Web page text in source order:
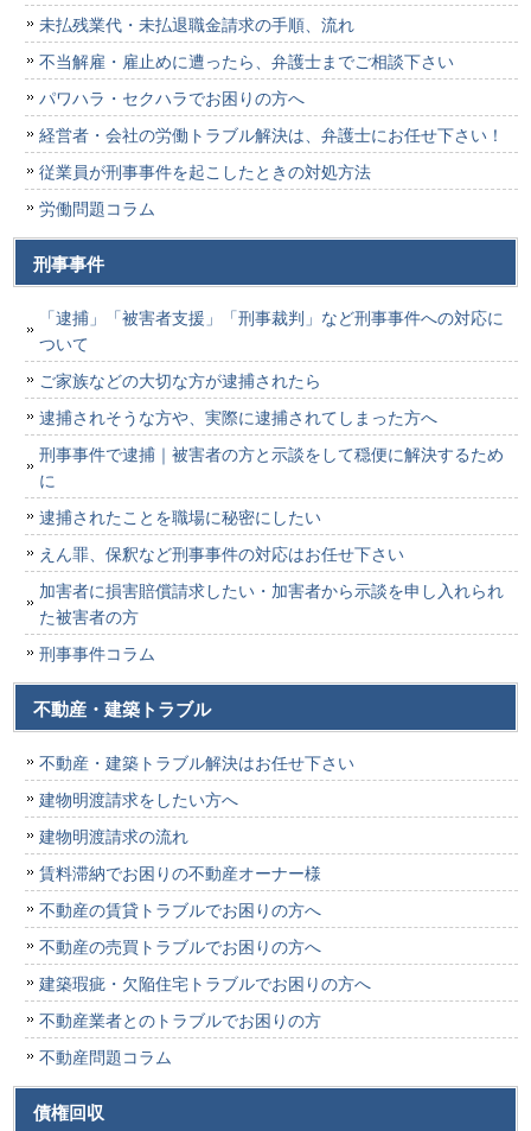
未払残業代・未払退職金請求の手順、流れ
不当解雇・雇止めに遭ったら、弁護士までご相談下さい
パワハラ・セクハラでお困りの方へ
経営者・会社の労働トラブル解決は、弁護士にお任せ下さい！
従業員が刑事事件を起こしたときの対処方法
労働問題コラム
刑事事件
「逮捕」「被害者支援」「刑事裁判」など刑事事件への対応に
ついて
ご家族などの大切な方が逮捕されたら
逮捕されそうな方や、実際に逮捕されてしまった方へ
刑事事件で逮捕｜被害者の方と示談をして穏便に解決するため
に
逮捕されたことを職場に秘密にしたい
えん罪、保釈など刑事事件の対応はお任せ下さい
加害者に損害賠償請求したい・加害者から示談を申し入れられ
た被害者の方
刑事事件コラム
不動産・建築トラブル
不動産・建築トラブル解決はお任せ下さい
建物明渡請求をしたい方へ
建物明渡請求の流れ
賃料滞納でお困りの不動産オーナー様
不動産の賃貸トラブルでお困りの方へ
不動産の売買トラブルでお困りの方へ
建築瑕疵・欠陥住宅トラブルでお困りの方へ
不動産業者とのトラブルでお困りの方
不動産問題コラム
債権回収